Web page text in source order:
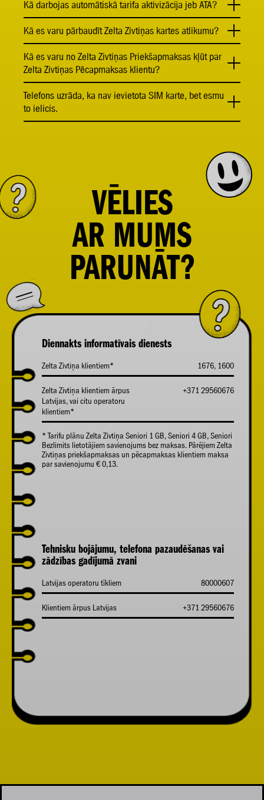
Kā darbojas automātiskā tarifa aktivizācija jeb ATA?
Kā es varu pārbaudīt Zelta Zivtiņas kartes atlikumu?
Kā es varu no Zelta Zivtiņas Priekšapmaksas kļūt par
Zelta Zivtiņas Pēcapmaksas klientu?
Telefons uzrāda, ka nav ievietota SIM karte, bet esmu
to ielicis.
VĒLIES
AR MUMS
PARUNĀT?
Diennakts informatīvais dienests
Zelta Zivtiņa klientiem* 1676, 1600
Zelta Zivtiņa klientiem ārpus
Latvijas, vai citu operatoru
klientiem*
+371 29560676
* Tarifu plānu Zelta Zivtiņa Seniori 1 GB, Seniori 4 GB, Seniori
Bezlimits lietotājiem savienojums bez maksas. Pārējiem Zelta
Zivtiņas priekšapmaksas un pēcapmaksas klientiem maksa
par savienojumu € 0,13.
Tehnisku bojājumu, telefona pazaudēšanas vai
zādzības gadījumā zvani
Latvijas operatoru tīkliem 80000607
Klientiem ārpus Latvijas +371 29560676